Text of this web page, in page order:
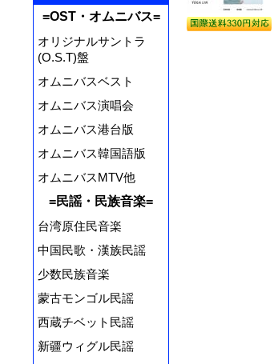
=OST・オムニバス=
オリジナルサントラ
(O.S.T)盤
オムニバスベスト
オムニバス演唱会
オムニバス港台版
オムニバス韓国語版
オムニバスMTV他
=民謡・民族音楽=
台湾原住民音楽
中国民歌・漢族民謡
少数民族音楽
蒙古モンゴル民謡
西蔵チベット民謡
新疆ウィグル民謡